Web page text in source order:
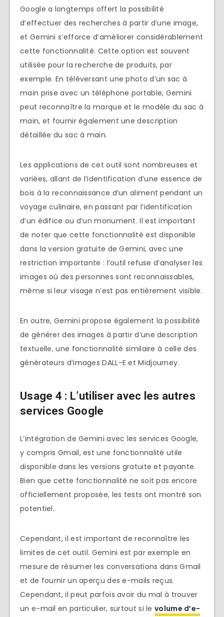
Google a longtemps offert la possibilité
d’effectuer des recherches à partir d’une image,
et Gemini s’efforce d’améliorer considérablement
cette fonctionnalité. Cette option est souvent
utilisée pour la recherche de produits, par
exemple. En téléversant une photo d’un sac à
main prise avec un téléphone portable, Gemini
peut reconnaître la marque et le modèle du sac à
main, et fournir également une description
détaillée du sac à main.
Les applications de cet outil sont nombreuses et
variées, allant de l’identification d’une essence de
bois à la reconnaissance d’un aliment pendant un
voyage culinaire, en passant par l’identification
d’un édifice ou d’un monument. Il est important
de noter que cette fonctionnalité est disponible
dans la version gratuite de Gemini, avec une
restriction importante : l’outil refuse d’analyser les
images où des personnes sont reconnaissables,
même si leur visage n’est pas entièrement visible.
En outre, Gemini propose également la possibilité
de générer des images à partir d’une description
textuelle, une fonctionnalité similaire à celle des
générateurs d’images DALL-E et Midjourney.
Usage 4 : L’utiliser avec les autres
services Google
L’intégration de Gemini avec les services Google,
y compris Gmail, est une fonctionnalité utile
disponible dans les versions gratuite et payante.
Bien que cette fonctionnalité ne soit pas encore
officiellement proposée, les tests ont montré son
potentiel.
Cependant, il est important de reconnaître les
limites de cet outil. Gemini est par exemple en
mesure de résumer les conversations dans Gmail
et de fournir un aperçu des e-mails reçus.
Cependant, il peut parfois avoir du mal à trouver
un e-mail en particulier, surtout si levolume d’e-